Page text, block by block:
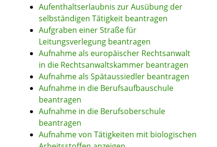
Aufenthaltserlaubnis zur Ausübung der
selbständigen Tätigkeit beantragen
Aufgraben einer Straße für
Leitungsverlegung beantragen
Aufnahme als europäischer Rechtsanwalt
in die Rechtsanwaltskammer beantragen
Aufnahme als Spätaussiedler beantragen
Aufnahme in die Berufsaufbauschule
beantragen
Aufnahme in die Berufsoberschule
beantragen
Aufnahme von Tätigkeiten mit biologischen